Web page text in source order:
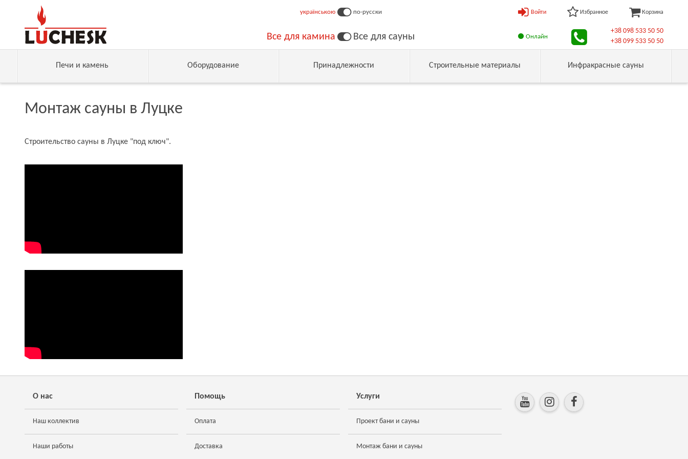
українською по-русски
Все для камина Все для сауны
Войти Избранное Корзина
Онлайн
+38 098 533 50 50
+38 099 533 50 50
Печи и камень Оборудование Принадлежности Строительные материалы Инфракрасные сауны
Монтаж сауны в Луцке
Строительство сауны в Луцке "под ключ".
О нас
Наш коллектив
Наши работы
Помощь
Оплата
Доставка
Услуги
Проект бани и сауны
Монтаж бани и сауны